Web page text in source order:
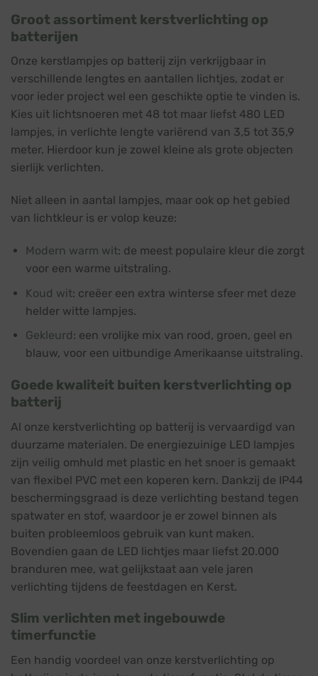
Groot assortiment kerstverlichting op
batterijen
Onze kerstlampjes op batterij zijn verkrijgbaar in
verschillende lengtes en aantallen lichtjes, zodat er
voor ieder project wel een geschikte optie te vinden is.
Kies uit lichtsnoeren met 48 tot maar liefst 480 LED
lampjes, in verlichte lengte variërend van 3,5 tot 35,9
meter. Hierdoor kun je zowel kleine als grote objecten
sierlijk verlichten.
Niet alleen in aantal lampjes, maar ook op het gebied
van lichtkleur is er volop keuze:
Modern warm wit: de meest populaire kleur die zorgt
voor een warme uitstraling.
Koud wit: creëer een extra winterse sfeer met deze
helder witte lampjes.
Gekleurd: een vrolijke mix van rood, groen, geel en
blauw, voor een uitbundige Amerikaanse uitstraling.
Goede kwaliteit buiten kerstverlichting op
batterij
Al onze kerstverlichting op batterij is vervaardigd van
duurzame materialen. De energiezuinige LED lampjes
zijn veilig omhuld met plastic en het snoer is gemaakt
van flexibel PVC met een koperen kern. Dankzij de IP44
beschermingsgraad is deze verlichting bestand tegen
spatwater en stof, waardoor je er zowel binnen als
buiten probleemloos gebruik van kunt maken.
Bovendien gaan de LED lichtjes maar liefst 20.000
branduren mee, wat gelijkstaat aan vele jaren
verlichting tijdens de feestdagen en Kerst.
Slim verlichten met ingebouwde
timerfunctie
Een handig voordeel van onze kerstverlichting op